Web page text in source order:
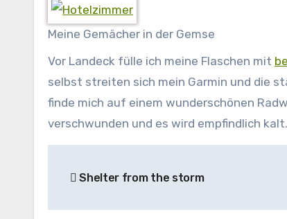
Meine Gemächer in der Gemse
Vor Landeck fülle ich meine Flaschen mit
selbst streiten sich mein Garmin und die
finde mich auf einem wunderschönen
verschwunden und es wird empfindlich
Shelter from the storm